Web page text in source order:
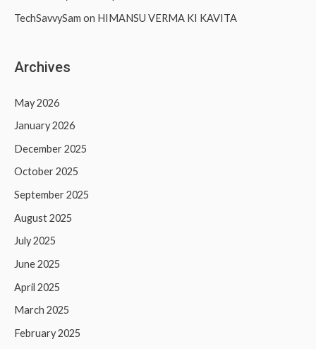
TechSavvySam on HIMANSU VERMA KI KAVITA
Archives
May 2026
January 2026
December 2025
October 2025
September 2025
August 2025
July 2025
June 2025
April 2025
March 2025
February 2025